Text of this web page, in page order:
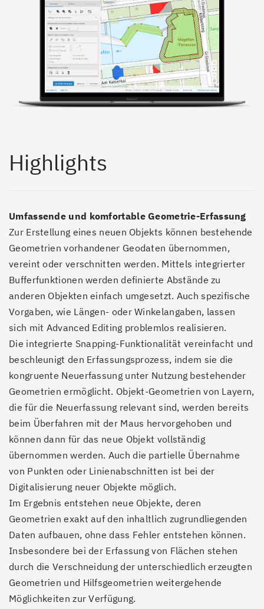
Highlights
Umfassende und komfortable Geometrie-Erfassung
Zur Erstellung eines neuen Objekts können bestehende
Geometrien vorhandener Geodaten übernommen,
vereint oder verschnitten werden. Mittels integrierter
Bufferfunktionen werden definierte Abstände zu
anderen Objekten einfach umgesetzt. Auch spezifische
Vorgaben, wie Längen- oder Winkelangaben, lassen
sich mit Advanced Editing problemlos realisieren.
Die integrierte Snapping-Funktionalität vereinfacht und
beschleunigt den Erfassungsprozess, indem sie die
kongruente Neuerfassung unter Nutzung bestehender
Geometrien ermöglicht. Objekt-Geometrien von Layern,
die für die Neuerfassung relevant sind, werden bereits
beim Überfahren mit der Maus hervorgehoben und
können dann für das neue Objekt vollständig
übernommen werden. Auch die partielle Übernahme
von Punkten oder Linienabschnitten ist bei der
Digitalisierung neuer Objekte möglich.
Im Ergebnis entstehen neue Objekte, deren
Geometrien exakt auf den inhaltlich zugrundliegenden
Daten aufbauen, ohne dass Fehler entstehen können.
Insbesondere bei der Erfassung von Flächen stehen
durch die Verschneidung der unterschiedlich erzeugten
Geometrien und Hilfsgeometrien weitergehende
Möglichkeiten zur Verfügung.